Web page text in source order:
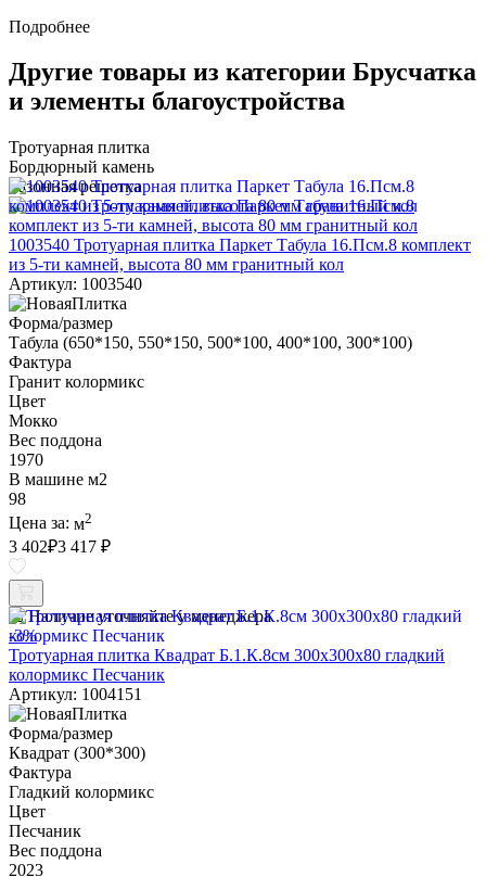
Подробнее
Другие товары из категории Брусчатка
и элементы благоустройства
Тротуарная плитка
Бордюрный камень
Газонная решетка
1003540 Тротуарная плитка Паркет Табула 16.Псм.8 комплект
из 5-ти камней, высота 80 мм гранитный кол
Артикул: 1003540
Форма/размер
Табула (650*150, 550*150, 500*100, 400*100, 300*100)
Фактура
Гранит колормикс
Цвет
Мокко
Вес поддона
1970
В машине м2
98
Цена за: м2
3 402₽3 417 ₽
Наличие уточняйте у менеджера
-3%
Тротуарная плитка Квадрат Б.1.К.8см 300х300х80 гладкий
колормикс Песчаник
Артикул: 1004151
Форма/размер
Квадрат (300*300)
Фактура
Гладкий колормикс
Цвет
Песчаник
Вес поддона
2023